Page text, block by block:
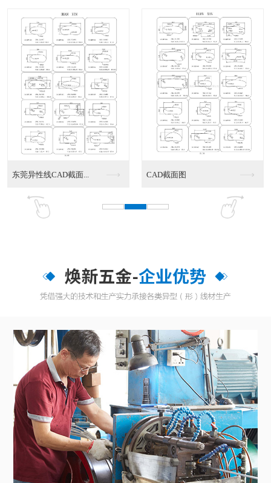
3C电子产品配件 3C电子产品配件
经验丰富
18年专注异型线材生产
18年专注生产各种不锈钢、锰钢、钛等金属拉枝料异型（形）线
材，生产速度快，供货周期短。